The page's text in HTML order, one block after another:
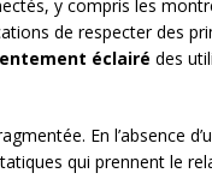
y compris les
de respecter des
éclairé des
En l’absence
qui prennent le